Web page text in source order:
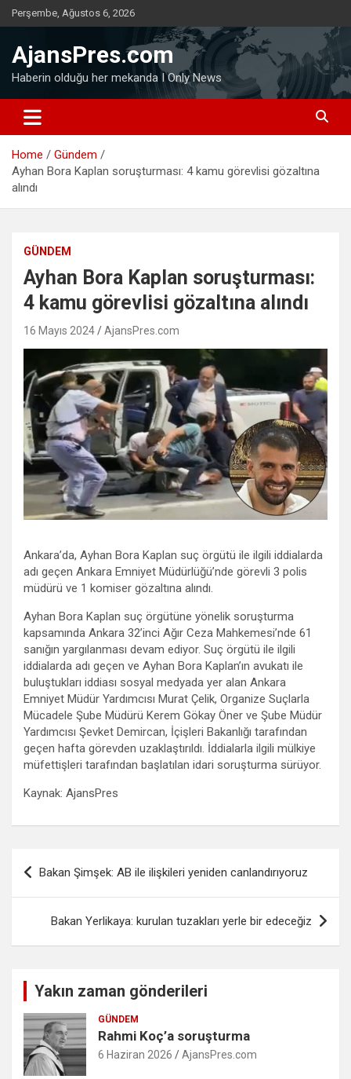
Skip
to
Perşembe, Ağustos 6, 2026
AjansPres.com
Haberin olduğu her mekanda I Only News
Home
Gündem
Ayhan Bora Kaplan soruşturması: 4 kamu görevlisi gözaltına
alındı
GÜNDEM
Ayhan Bora Kaplan soruşturması:
4 kamu görevlisi gözaltına alındı
16 Mayıs 2024 AjansPres.com
Ankara’da, Ayhan Bora Kaplan suç örgütü ile ilgili iddialarda
adı geçen Ankara Emniyet Müdürlüğü’nde görevli 3 polis
müdürü ve 1 komiser gözaltına alındı.
Ayhan Bora Kaplan suç örgütüne yönelik soruşturma
kapsamında Ankara 32’inci Ağır Ceza Mahkemesi’nde 61
sanığın yargılanması devam ediyor. Suç örgütü ile ilgili
iddialarda adı geçen ve Ayhan Bora Kaplan’ın avukatı ile
buluştukları iddiası sosyal medyada yer alan Ankara
Emniyet Müdür Yardımcısı Murat Çelik, Organize Suçlarla
Mücadele Şube Müdürü Kerem Gökay Öner ve Şube Müdür
Yardımcısı Şevket Demircan, İçişleri Bakanlığı tarafından
geçen hafta görevden uzaklaştırıldı. İddialarla ilgili mülkiye
müfettişleri tarafından başlatılan idari soruşturma sürüyor.
Kaynak: AjansPres
Yazı
gezinmesi
Bakan Şimşek: AB ile ilişkileri yeniden canlandırıyoruz
Bakan Yerlikaya: kurulan tuzakları yerle bir edeceğiz
Yakın zaman gönderileri
GÜNDEM
Rahmi Koç’a soruşturma
6 Haziran 2026 AjansPres.com